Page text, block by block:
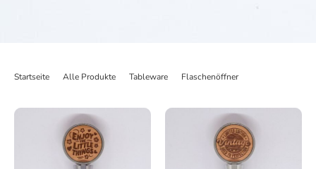
Startseite Alle Produkte Tableware Flaschenöffner